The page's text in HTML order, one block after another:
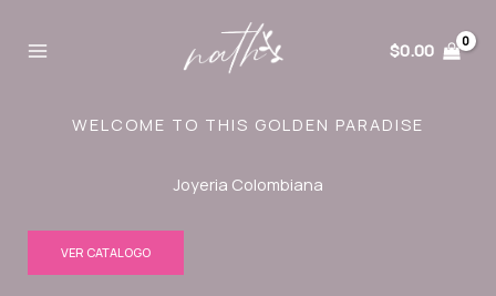
$0.00
WELCOME TO THIS GOLDEN PARADISE
Joyeria Colombiana
VER CATALOGO